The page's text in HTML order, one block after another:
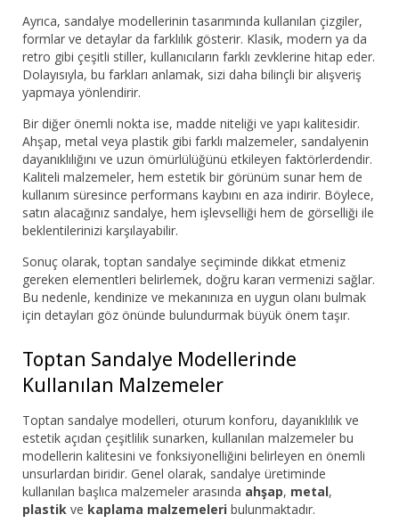
Ayrıca, sandalye modellerinin tasarımında kullanılan çizgiler,
formlar ve detaylar da farklılık gösterir. Klasik, modern ya da
retro gibi çeşitli stiller, kullanıcıların farklı zevklerine hitap eder.
Dolayısıyla, bu farkları anlamak, sizi daha bilinçli bir alışveriş
yapmaya yönlendirir.
Bir diğer önemli nokta ise, madde niteliği ve yapı kalitesidir.
Ahşap, metal veya plastik gibi farklı malzemeler, sandalyenin
dayanıklılığını ve uzun ömürlülüğünü etkileyen faktörlerdendir.
Kaliteli malzemeler, hem estetik bir görünüm sunar hem de
kullanım süresince performans kaybını en aza indirir. Böylece,
satın alacağınız sandalye, hem işlevselliği hem de görselliği ile
beklentilerinizi karşılayabilir.
Sonuç olarak, toptan sandalye seçiminde dikkat etmeniz
gereken elementleri belirlemek, doğru kararı vermenizi sağlar.
Bu nedenle, kendinize ve mekanınıza en uygun olanı bulmak
için detayları göz önünde bulundurmak büyük önem taşır.
Toptan Sandalye Modellerinde
Kullanılan Malzemeler
Toptan sandalye modelleri, oturum konforu, dayanıklılık ve
estetik açıdan çeşitlilik sunarken, kullanılan malzemeler bu
modellerin kalitesini ve fonksiyonelliğini belirleyen en önemli
unsurlardan biridir. Genel olarak, sandalye üretiminde
kullanılan başlıca malzemeler arasında ahşap, metal,
plastik ve kaplama malzemeleri bulunmaktadır.